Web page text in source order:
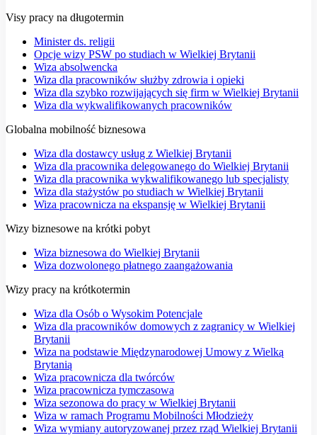
Visy pracy na długotermin
Minister ds. religii
Opcje wizy PSW po studiach w Wielkiej Brytanii
Wiza absolwencka
Wiza dla pracowników służby zdrowia i opieki
Wiza dla szybko rozwijających się firm w Wielkiej Brytanii
Wiza dla wykwalifikowanych pracowników
Globalna mobilność biznesowa
Wiza dla dostawcy usług z Wielkiej Brytanii
Wiza dla pracownika delegowanego do Wielkiej Brytanii
Wiza dla pracownika wykwalifikowanego lub specjalisty
Wiza dla stażystów po studiach w Wielkiej Brytanii
Wiza pracownicza na ekspansję w Wielkiej Brytanii
Wizy biznesowe na krótki pobyt
Wiza biznesowa do Wielkiej Brytanii
Wiza dozwolonego płatnego zaangażowania
Wizy pracy na krótkotermin
Wiza dla Osób o Wysokim Potencjale
Wiza dla pracowników domowych z zagranicy w Wielkiej
Brytanii
Wiza na podstawie Międzynarodowej Umowy z Wielką
Brytanią
Wiza pracownicza dla twórców
Wiza pracownicza tymczasowa
Wiza sezonowa do pracy w Wielkiej Brytanii
Wiza w ramach Programu Mobilności Młodzieży
Wiza wymiany autoryzowanej przez rząd Wielkiej Brytanii